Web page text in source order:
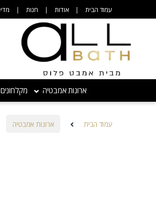
עמוד הבית אודות חנות
ארונות אמבטיה מקלחונים
עמוד הבית ארונות אמבטיה